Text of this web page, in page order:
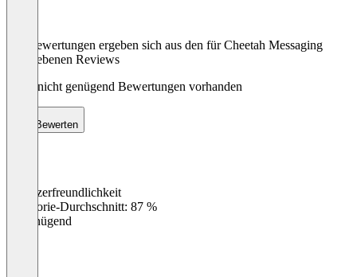
Die Bewertungen ergeben sich aus den für Cheetah Messaging
abgegebenen Reviews
Noch nicht genügend Bewertungen vorhanden
Bewerten
Benutzerfreundlichkeit
Kategorie-Durchschnitt: 87 %
Ungenügend